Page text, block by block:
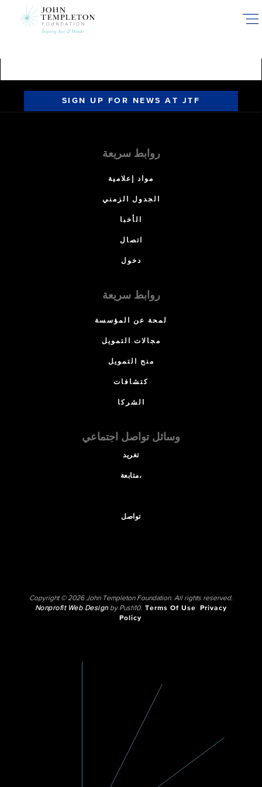
SIGN UP FOR NEWS AT JTF
روابط سريعة
مواد إعلامية
الجدول الزمني
الأخبا
اتصال
دخول
روابط سريعة
لمحة عن المؤسسة
مجالات التمويل
منح التمويل
كتشافات
الشركا
وسائل تواصل اجتماعي
تغريد
متابعة،
تواصل
Copyright © 2026 John Templeton Foundation. All rights reserved.
Nonprofit Web Designby Push10. Terms Of Use
Privacy
Policy